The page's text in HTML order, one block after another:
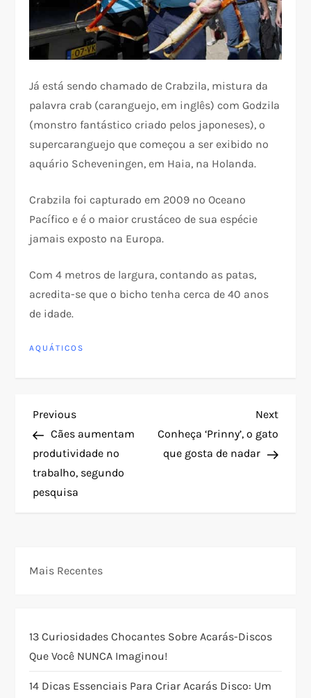
Já está sendo chamado de Crabzila, mistura da
palavra crab (caranguejo, em inglês) com Godzila
(monstro fantástico criado pelos japoneses), o
supercaranguejo que começou a ser exibido no
aquário Scheveningen, em Haia, na Holanda.
Crabzila foi capturado em 2009 no Oceano
Pacífico e é o maior crustáceo de sua espécie
jamais exposto na Europa.
Com 4 metros de largura, contando as patas,
acredita-se que o bicho tenha cerca de 40 anos
de idade.
AQUÁTICOS
N
a
v
a
ã
o
Previous
Post
Previous
Cães aumentam
produtividade no
trabalho, segundo
pesquisa
Next
Post
Next
Conheça ‘Prinny’, o gato
que gosta de nadar
Mais Recentes
13 Curiosidades Chocantes Sobre Acarás-Discos
Que Você NUNCA Imaginou!
14 Dicas Essenciais Para Criar Acarás Disco: Um